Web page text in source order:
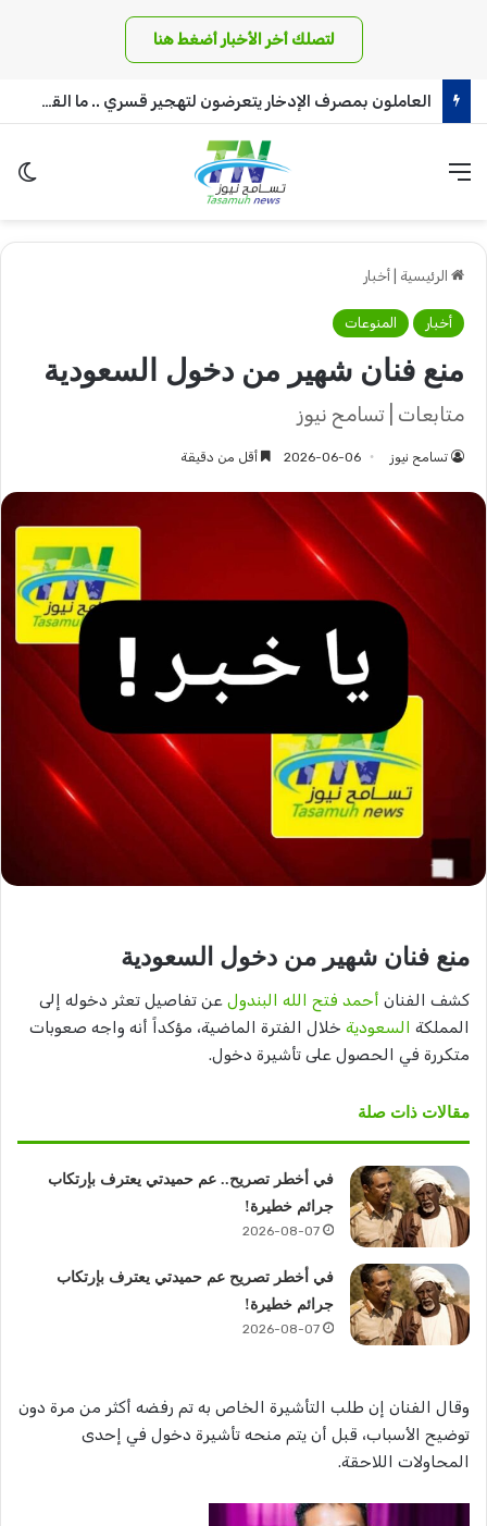
لتصلك أخر الأخبار أضغط هنا
العاملون بمصرف الإدخار يتعرضون لتهجير قسري .. ما القصة!!
القائمة
الرئيسية أخبار
أخبار المنوعات
منع فنان شهير من دخول السعودية
متابعات | تسامح نيوز
تسامح نيوز 2026-06-06 أقل من دقيقة
منع فنان شهير من دخول السعودية
كشف الفنان أحمد فتح الله البندول عن تفاصيل تعثر دخوله إلى
المملكة السعودية خلال الفترة الماضية، مؤكداً أنه واجه صعوبات
متكررة في الحصول على تأشيرة دخول.
مقالات ذات صلة
في أخطر تصريح.. عم حميدتي يعترف بإرتكاب
جرائم خطيرة!
2026-08-07
في أخطر تصريح عم حميدتي يعترف بإرتكاب
جرائم خطيرة!
2026-08-07
وقال الفنان إن طلب التأشيرة الخاص به تم رفضه أكثر من مرة دون
توضيح الأسباب، قبل أن يتم منحه تأشيرة دخول في إحدى
المحاولات اللاحقة.